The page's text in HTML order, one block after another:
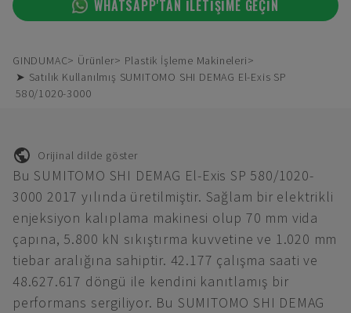
WHATSAPP'TAN ILETIŞIME GEÇIN
GINDUMAC Ürünler
Plastik İşleme Makineleri
➤ Satılık Kullanılmış SUMITOMO SHI DEMAG El-Exis SP
580/1020-3000
Orijinal dilde göster
Bu SUMITOMO SHI DEMAG El-Exis SP 580/1020-
3000 2017 yılında üretilmiştir. Sağlam bir elektrikli
enjeksiyon kalıplama makinesi olup 70 mm vida
çapına, 5.800 kN sıkıştırma kuvvetine ve 1.020 mm
tiebar aralığına sahiptir. 42.177 çalışma saati ve
48.627.617 döngü ile kendini kanıtlamış bir
performans sergiliyor. Bu SUMITOMO SHI DEMAG